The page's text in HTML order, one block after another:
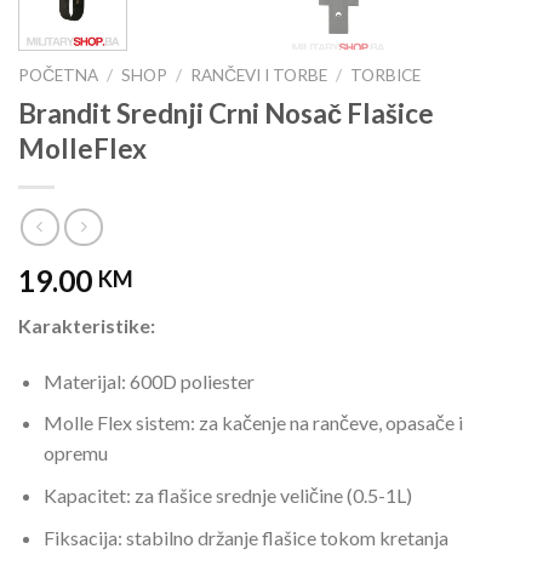
POČETNA / SHOP / RANČEVI I TORBE / TORBICE
Brandit Srednji Crni Nosač Flašice
MolleFlex
19.00 KM
Karakteristike:
Materijal: 600D poliester
Molle Flex sistem: za kačenje na rančeve, opasače i
opremu
Kapacitet: za flašice srednje veličine (0.5-1L)
Fiksacija: stabilno držanje flašice tokom kretanja